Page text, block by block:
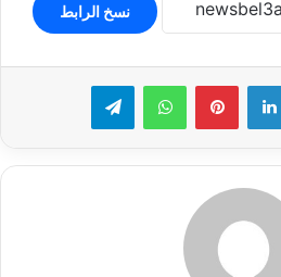
نسخ الرابط
لينكدإن بينتيريستواتساب تيلقرام